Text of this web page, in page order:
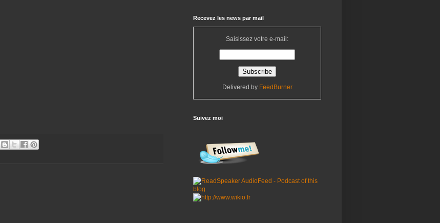
Recevez les news par mail
Saisissez votre e-mail:
Delivered by FeedBurner
Suivez moi